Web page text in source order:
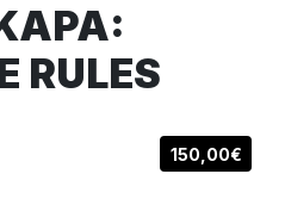
RULES
150,00€